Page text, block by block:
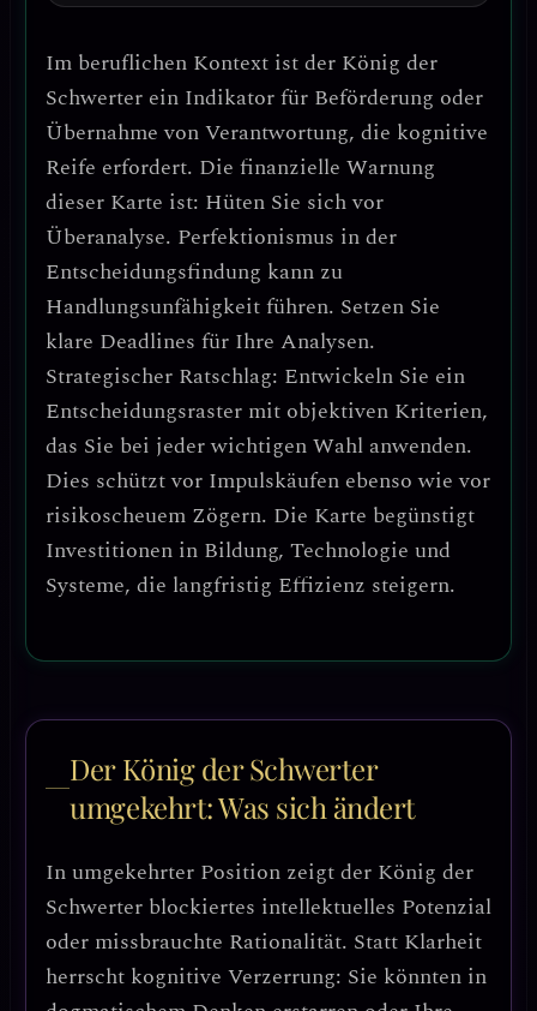
Im beruflichen Kontext ist der König der
Schwerter ein Indikator für Beförderung oder
Übernahme von Verantwortung, die kognitive
Reife erfordert. Die finanzielle Warnung
dieser Karte ist: Hüten Sie sich vor
Überanalyse. Perfektionismus in der
Entscheidungsfindung kann zu
Handlungsunfähigkeit führen. Setzen Sie
klare Deadlines für Ihre Analysen.
Strategischer Ratschlag: Entwickeln Sie ein
Entscheidungsraster mit objektiven Kriterien,
das Sie bei jeder wichtigen Wahl anwenden.
Dies schützt vor Impulskäufen ebenso wie vor
risikoscheuem Zögern. Die Karte begünstigt
Investitionen in Bildung, Technologie und
Systeme, die langfristig Effizienz steigern.
Der König der Schwerter
umgekehrt: Was sich ändert
In umgekehrter Position zeigt der König der
Schwerter blockiertes intellektuelles Potenzial
oder missbrauchte Rationalität. Statt Klarheit
herrscht kognitive Verzerrung: Sie könnten in